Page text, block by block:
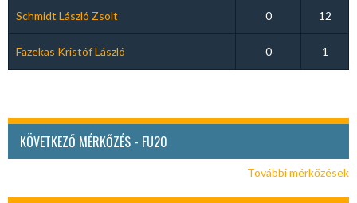
Schmidt László Zsolt 0 12
Fazekas Kristóf László 0 1
KÖVETKEZŐ MÉRKŐZÉS - FU20
További mérkőzések